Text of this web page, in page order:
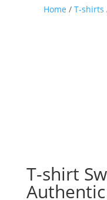
Home /T-shirts
T-shirt
Authentic